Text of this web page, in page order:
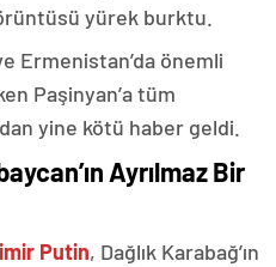
yürek burktu.
Ermenistan’da önemli
Paşinyan’a tüm
yine kötü haber geldi.
Ayrılmaz Bir
Putin, Dağlık Karabağ’ın